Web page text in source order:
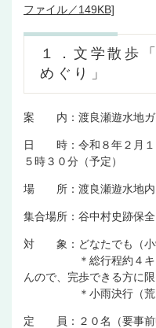
ファイル／149KB]
１．文学散歩
めぐり」
案 内：渡良瀬遊水地ガ
日 時：令和８年２月１
５時３０分（予定）
場 所：渡良瀬遊水地内
集合場所：谷中村史跡保
対 象：どなたでも（小
＊総行程約４キロメ
んので、完歩できる方に限
＊小雨決行（荒天
定 員：２０名（要事前